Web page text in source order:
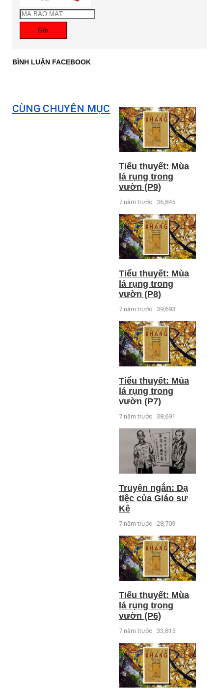
Gửi
BÌNH LUẬN FACEBOOK
CÙNG CHUYÊN MỤC
Tiểu thuyết: Mùa
lá rụng trong
vườn (P9)
7 năm trước 36,845
Tiểu thuyết: Mùa
lá rụng trong
vườn (P8)
7 năm trước 39,693
Tiểu thuyết: Mùa
lá rụng trong
vườn (P7)
7 năm trước 38,691
Truyện ngắn: Dạ
tiệc của Giáo sư
Kê
7 năm trước 28,709
Tiểu thuyết: Mùa
lá rụng trong
vườn (P6)
7 năm trước 33,815